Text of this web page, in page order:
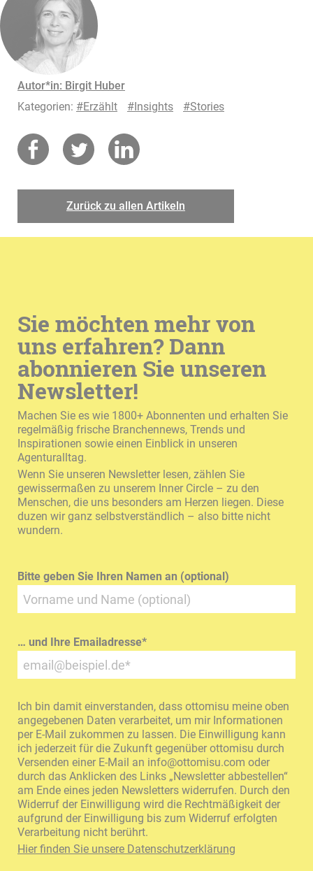
Autor*in: Birgit Huber
Kategorien:
Erzählt Insights Stories
Zurück zu allen Artikeln
Sie möchten mehr von
uns erfahren? Dann
abonnieren Sie unseren
Newsletter!
Machen Sie es wie 1800+ Abonnenten und erhalten Sie
regelmäßig frische Branchennews, Trends und
Inspirationen sowie einen Einblick in unseren
Agenturalltag.
Wenn Sie unseren Newsletter lesen, zählen Sie
gewissermaßen zu unserem Inner Circle – zu den
Menschen, die uns besonders am Herzen liegen. Diese
duzen wir ganz selbstverständlich – also bitte nicht
wundern.
… und Ihre Emailadresse*
Bitte geben Sie Ihren Namen an (optional)
Hier finden Sie unsere Datenschutzerklärung
Ich bin damit einverstanden, dass ottomisu meine oben
angegebenen Daten verarbeitet, um mir Informationen
per E-Mail zukommen zu lassen. Die Einwilligung kann
ich jederzeit für die Zukunft gegenüber ottomisu durch
Versenden einer E-Mail an info@ottomisu.com oder
durch das Anklicken des Links „Newsletter abbestellen“
am Ende eines jeden Newsletters widerrufen. Durch den
Widerruf der Einwilligung wird die Rechtmäßigkeit der
aufgrund der Einwilligung bis zum Widerruf erfolgten
Verarbeitung nicht berührt.